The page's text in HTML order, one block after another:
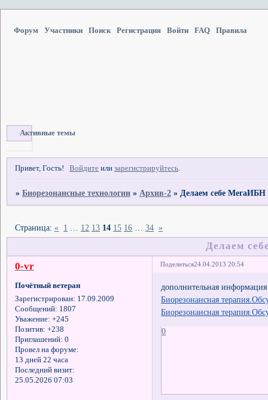
Форум Участники Поиск Регистрация Войти FAQ Правила
Активные темы
Привет, Гость! Войдите илизарегистрируйтесь.
»Биорезонансные технологии » Архив-2 » Делаем себе МегаИБН
Делаем
Страница: « 1 … 12 13 14 15 16 … 34 »
Поделиться24.04.2013 20:54
0-vr
Почётный ветеран
Зарегистрирован: 17.09.2009
Сообщений: 1807
Уважение: +245
Позитив: +238
Приглашений: 0
Провел на форуме:
13 дней 22 часа
Последний визит:
25.05.2026 07:03
дополнительная информация
Биорезонансная
Биорезонансная
0